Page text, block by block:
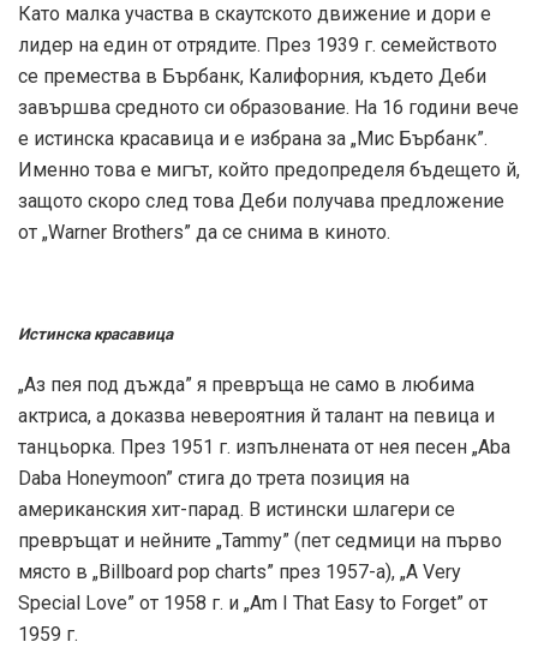
Като малка участва в скаутското движение и дори е
лидер на един от отрядите. През 1939 г. семейството
се премества в Бърбанк, Калифорния, където Деби
завършва средното си образование. На 16 години вече
е истинска красавица и е избрана за „Мис Бърбанк”.
Именно това е мигът, който предопределя бъдещето й,
защото скоро след това Деби получава предложение
от „Warner Brothers” да се снима в киното.
Истинска красавица
„Аз пея под дъжда” я превръща не само в любима
актриса, а доказва невероятния й талант на певица и
танцьорка. През 1951 г. изпълнената от нея песен „Aba
Daba Honeymoon” стига до трета позиция на
американския хит-парад. В истински шлагери се
превръщат и нейните „Tammy” (пет седмици на първо
място в „Billboard pop charts” през 1957-а), „A Very
Special Love” от 1958 г. и „Am I That Easy to Forget” от
1959 г.